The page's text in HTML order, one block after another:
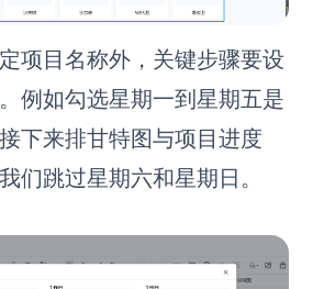
署
制 · 专业部署方案
请试用
项目名称外，关键步骤要设
。 例如勾选星期一到星期五是
下来排甘特图与项目进度
们跳过星期六和星期日。